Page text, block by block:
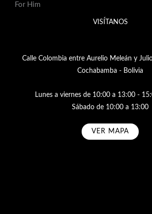
For Him
VISÍTANOS
Calle Colombia entre Aurelio Meleán y
Cochabamba - Bolivia
Lunes a viernes de 10:00 a 13:00 -
Sábado de 10:00 a 13:00
VER MAPA